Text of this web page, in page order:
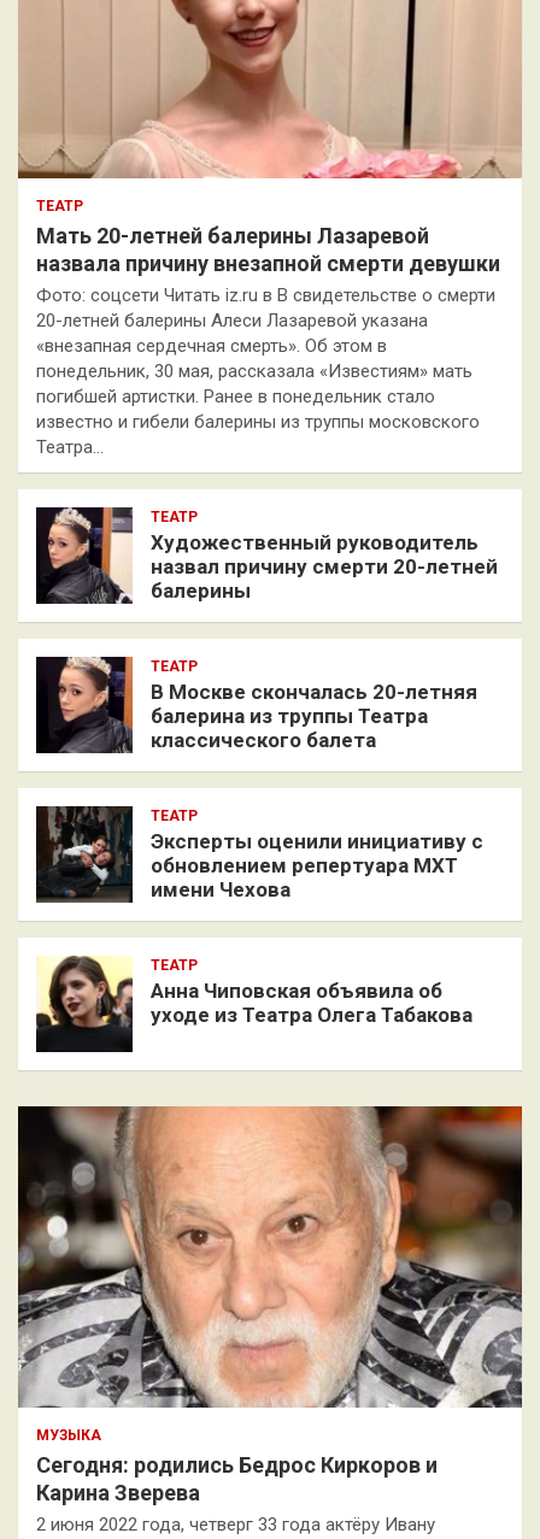
ТЕАТР
Мать 20-летней балерины Лазаревой
назвала причину внезапной смерти девушки
Фото: соцсети Читать iz.ru в В свидетельстве о смерти
20-летней балерины Алеси Лазаревой указана
«внезапная сердечная смерть». Об этом в
понедельник, 30 мая, рассказала «Известиям» мать
погибшей артистки. Ранее в понедельник стало
известно и гибели балерины из труппы московского
Театра…
ТЕАТР
Художественный руководитель
назвал причину смерти 20-летней
балерины
ТЕАТР
В Москве скончалась 20-летняя
балерина из труппы Театра
классического балета
ТЕАТР
Эксперты оценили инициативу с
обновлением репертуара МХТ
имени Чехова
ТЕАТР
Анна Чиповская объявила об
уходе из Театра Олега Табакова
МУЗЫКА
Сегодня: родились Бедрос Киркоров и
Карина Зверева
2 июня 2022 года, четверг 33 года актёру Ивану